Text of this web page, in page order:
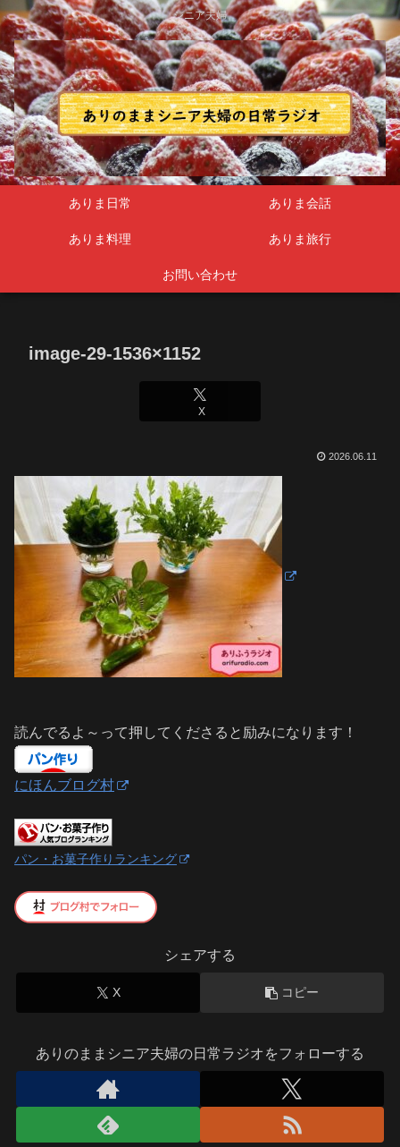
シニア夫婦
ありま日常 ありま会話
ありま料理 ありま旅行
お問い合わせ
image-29-1536×1152
X
2026.06.11
読んでるよ～って押してくださると励みになります！
にほんブログ村
パン・お菓子作りランキング
シェアする
X コピー
ありのままシニア夫婦の日常ラジオをフォローする